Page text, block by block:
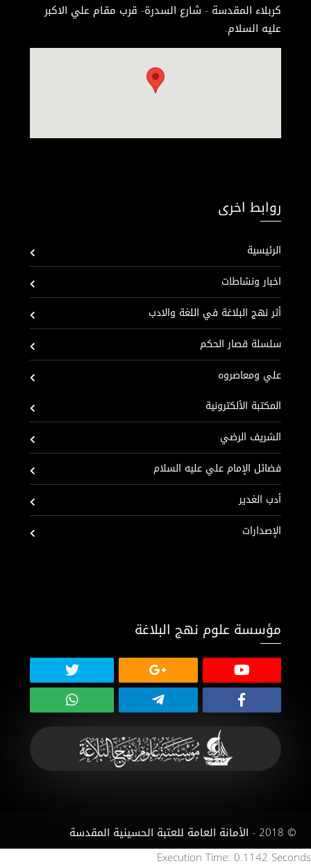
كربلاء المقدسة - شارع السدرة- قرب مقام علي الاكبر
عليه السلام.
روابط اخرى
الرئيسية
اخبار ونشاطات
أثر نهج البلاغة في اللغة والادب
سلسلة قصار الحكم
علي ومعاصروه
المكتبة الألكترونية
الشريف الرضي
فضائل الإمام علي عليه السلام
أدب الغدير
الإصدارات
مؤسسة علوم نهج البلاغة
© 2018 - الأمانة العامة للعتبة الحسينية المقدسة
Execution Time: 0.1142 Seconds